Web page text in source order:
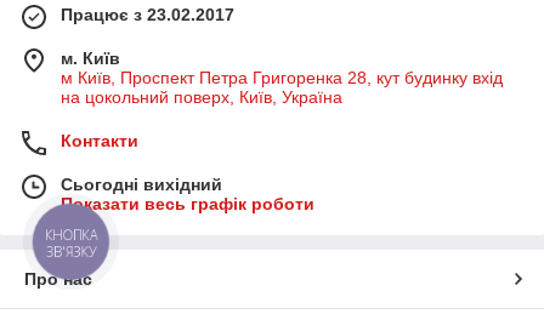
Працює з 23.02.2017
м. Київ
м Київ, Проспект Петра Григоренка 28, кут будинку вхід
на цокольний поверх, Київ, Україна
Контакти
Сьогодні вихідний
Показати весь графік роботи
Про нас
КНОПКА
ЗВ'ЯЗКУ